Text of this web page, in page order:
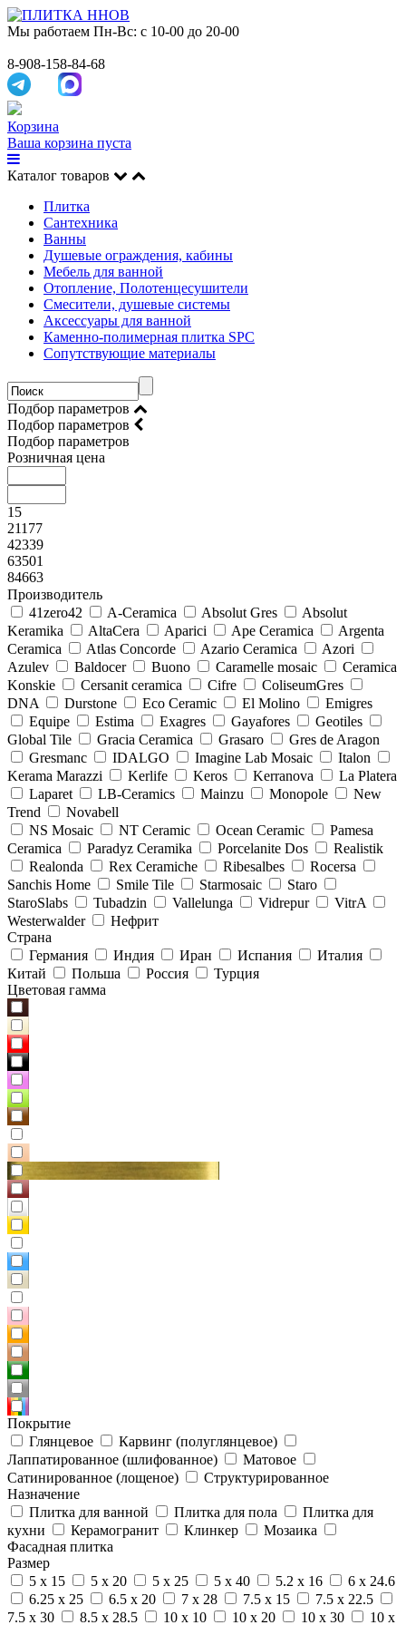
Мы работаем Пн-Вс: с 10-00 до 20-00
8-908-158-84-68
Корзина
Ваша корзина пуста
Каталог товаров
Плитка
Сантехника
Ванны
Душевые ограждения, кабины
Мебель для ванной
Отопление, Полотенцесушители
Смесители, душевые системы
Аксессуары для ванной
Каменно-полимерная плитка SPC
Сопутствующие материалы
Подбор параметров
Подбор параметров
Подбор параметров
Розничная цена
15
21177
42339
63501
84663
Производитель
41zero42
A-Ceramica Absolut Gres
Absolut
Keramika
AltaCera Aparici Ape Ceramica
Argenta
Ceramica
Atlas Concorde Azario Ceramica
Azori
Azulev
Baldocer Buono Caramelle mosaic
Ceramica
Konskie
Cersanit ceramica Cifre
ColiseumGres
DNA
Durstone Eco Ceramic El Molino
Emigres
Equipe
Estima Exagres Gayafores
Geotiles
Global Tile
Gracia Ceramica Grasaro
Gres de Aragon
Gresmanc
IDALGO Imagine Lab Mosaic
Italon
Kerama Marazzi
Kerlife Keros Kerranova
La Platera
Laparet
LB-Ceramics Mainzu Monopole
New
Trend
Novabell
NS Mosaic
NT Ceramic Ocean Ceramic
Pamesa
Ceramica
Paradyz Сeramika Porcelanite Dos
Realistik
Realonda
Rex Ceramiche Ribesalbes
Rocersa
Sanchis Home
Smile Tile Starmosaic
Staro
StaroSlabs
Tubadzin Vallelunga Vidrepur
VitrA
Westerwalder
Нефрит
Страна
Германия
Индия Иран Испания
Италия
Китай
Польша Россия
Турция
Цветовая гамма
Покрытие
Глянцевое
Карвинг (полуглянцевое)
Лаппатированное (шлифованное)
Матовое
Сатинированное (лощеное)
Структурированное
Назначение
Плитка для ванной
Плитка для пола
Плитка для
кухни
Керамогранит Клинкер
Мозаика
Фасадная плитка
Размер
5 x 15
5 x 20 5 x 25 5 x 40 5.2 x 16
6 x 24.6
6.25 x 25
6.5 x 20 7 x 28 7.5 x 15
7.5 x 22.5
7.5 x 30
8.5 x 28.5 10 x 10 10 x 20 10 x 30 10 x